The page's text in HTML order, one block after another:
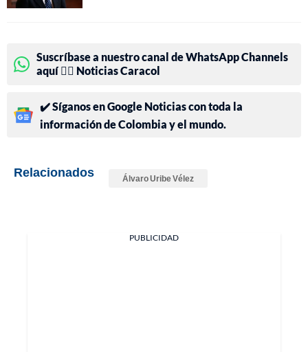
Suscríbase a nuestro canal de WhatsApp Channels
aquí 👉🏻 Noticias Caracol
✔️ Síganos en Google Noticias con toda la
información de Colombia y el mundo.
Relacionados Álvaro Uribe Vélez
PUBLICIDAD